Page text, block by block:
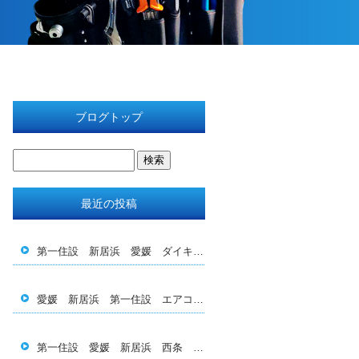
ブログトップ
最近の投稿
第一住設 新居浜 愛媛 ダイキン エアコン 空調 三 菱 日立 工事 設計 メンテナンス 保守 補助金 助 成金 施工 管理 新匠会 西条 四国中央 今治 電気 換気 全熱交換 結露対策 育成 転職 求人 休日 休暇 BBQ
愛媛 新居浜 第一住設 エアコン エコキュート 空調 電気 施工 設計 メンテナンス 保守 換気 補助金 助成金 人材 転職 求人 ダイキン 日立 三菱 Pan asonic 2027年問題 スポット 工事 業務用 家庭用
第一住設 愛媛 新居浜 西条 四国中央 エアコン 空 調 換気 電気 工事 施工 福利厚生 社員募集 若手 育成 ダイキン 三菱 日立 ダクト 設計 メンテナン ス 洗浄 掃除 旅行 飲み会 給料 今治 松山 香川 新匠会